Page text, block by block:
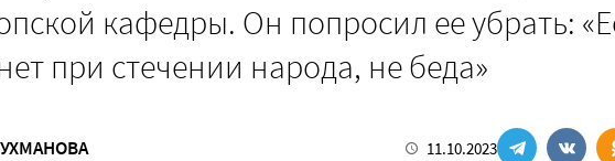
кафедры. Он попросил ее убрать:
при стечении народа, не беда»
11.10.2023